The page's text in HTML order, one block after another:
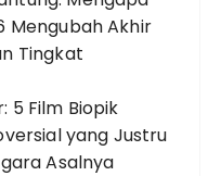
Mengubah Akhir
Tingkat
5 Film Biopik
yang Justru
Asalnya